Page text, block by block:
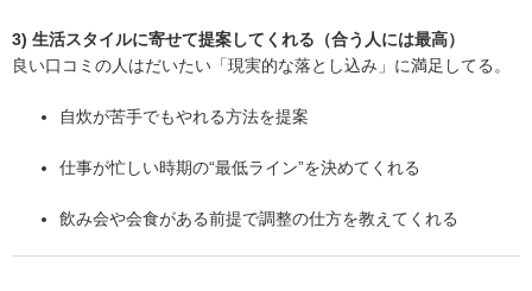
3) 生活スタイルに寄せて提案してくれる（合う人には最高）
良い口コミの人はだいたい「現実的な落とし込み」に満足してる。
自炊が苦手でもやれる方法を提案
仕事が忙しい時期の“最低ライン”を決めてくれる
飲み会や会食がある前提で調整の仕方を教えてくれる